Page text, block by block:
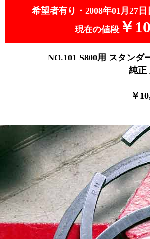
希望者有り・2008年01月27
現在の値段 ￥
NO.101 S800用 スタンダ
純正
￥10